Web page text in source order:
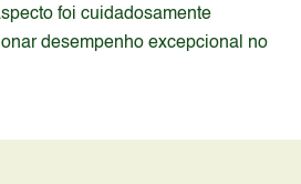
foi cuidadosamente
desempenho excepcional no